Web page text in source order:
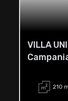
VILLA
210